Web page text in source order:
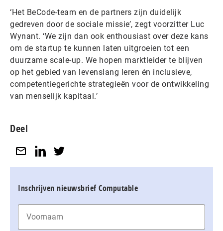
‘Het BeCode-team en de partners zijn duidelijk
gedreven door de sociale missie’, zegt voorzitter Luc
Wynant. ‘We zijn dan ook enthousiast over deze kans
om de startup te kunnen laten uitgroeien tot een
duurzame scale-up. We hopen marktleider te blijven
op het gebied van levenslang leren én inclusieve,
competentiegerichte strategieën voor de ontwikkeling
van menselijk kapitaal.’
Deel
Inschrijven nieuwsbrief Computable